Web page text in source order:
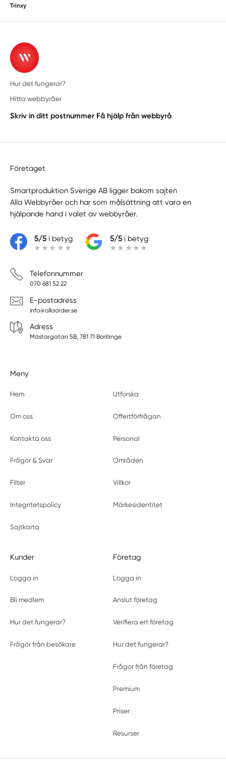
Trinxy
Hur det fungerar?
Hitta webbyråer
Skriv in ditt postnummer Få hjälp från webbyrå
Företaget
Smartproduktion Sverige AB ligger bakom sajten
Alla Webbyråer och har som målsättning att vara en
hjälpande hand i valet av webbyråer.
5/5i betyg 5/5i betyg
Telefonnummer
070 681 52 22
E-postadress
info@allaorder.se
Adress
Mästargatan 5B, 781 71 Borlänge
Meny
Hem Utforska
Om oss Offertförfrågan
Kontakta oss Personal
Frågor & Svar Områden
Filter Villkor
Integritetspolicy Märkesidentitet
Sajtkarta
Kunder
Logga in
Bli medlem
Hur det fungerar?
Frågor från besökare
Företag
Logga in
Anslut företag
Verifiera ert företag
Hur det fungerar?
Frågor från företag
Premium
Priser
Resurser